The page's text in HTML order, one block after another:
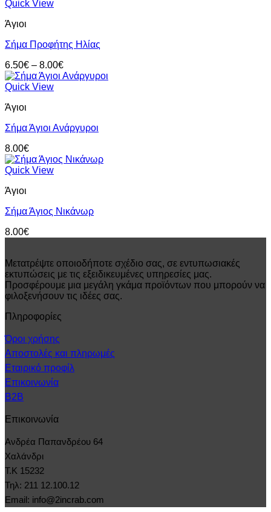
Quick View
Άγιοι
Σήμα Προφήτης Ηλίας
6.50€ – 8.00€Price
range:
Quick View
Άγιοι
Σήμα Άγιοι Ανάργυροι
8.00€
Quick View
Άγιοι
Σήμα Άγιος Νικάνωρ
8.00€
Μετατρέψτε οποιοδήποτε σχέδιο σας, σε εντυπωσιακές
εκτυπώσεις με τις εξειδικευμένες υπηρεσίες μας.
Προσφέρουμε μια μεγάλη γκάμα προϊόντων που μπορούν να
φιλοξενήσουν τις ιδέες σας.
Πληροφορίες
Όροι χρήσης
Αποστολές και πληρωμές
Εταιρικό προφίλ
Επικοινωνία
B2B
Επικοινωνία
Ανδρέα Παπανδρέου 64
Χαλάνδρι
Τ.Κ 15232
Τηλ: 211 12.100.12
Email: info@2incrab.com